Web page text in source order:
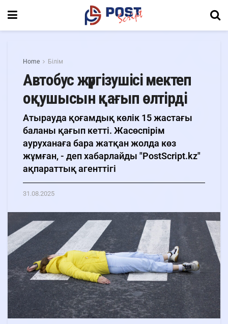
Home Білім
Автобус жүргізушісі мектеп
оқушысын қағып өлтірді
Атырауда қоғамдық көлік 15 жастағы
баланы қағып кетті. Жасөспірім
ауруханаға бара жатқан жолда көз
жұмған, - деп хабарлайды "PostScript.kz"
ақпараттық агенттігі
31.08.2025